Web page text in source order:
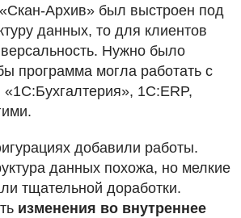
Архив» был выстроен под
данных, то для клиентов
Нужно было
программа могла работать с
1С:ERP,
добавили работы.
данных похожа, но мелкие
тщательной доработки.
изменения во внутреннее